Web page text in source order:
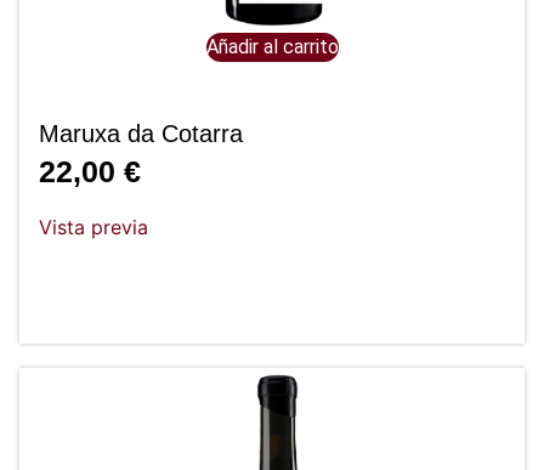
Añadir al carrito
Maruxa da Cotarra
22,00 €
Vista previa